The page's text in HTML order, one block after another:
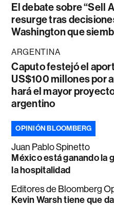
El debate sobre “Sell
resurge tras
Washington que
ARGENTINA
Caputo festejó el
US$100 millones por
hará el mayor
argentino
OPINIÓN BLOOMBERG
Juan Pablo Spinetto
México está ganando la
la hospitalidad
Editores de Bloomberg
Kevin Warsh tiene que